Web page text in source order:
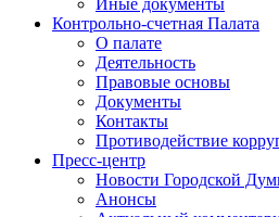
Иные документы
Контрольно-счетная Палата
О палате
Деятельность
Правовые основы
Документы
Контакты
Противодействие
Пресс-центр
Новости Городской
Анонсы